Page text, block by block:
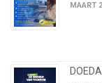
MAART